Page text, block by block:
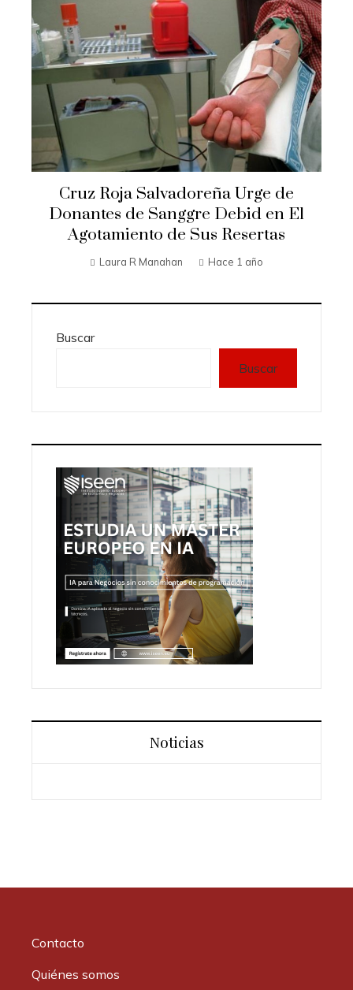
Cruz Roja Salvadoreña Urge de
Donantes de Sanggre Debid en El
Agotamiento de Sus Resertas
Laura R Manahan Hace 1 año
Buscar
Buscar
Noticias
Contacto
Quiénes somos